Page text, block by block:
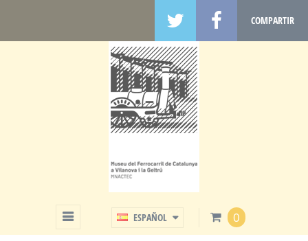
COMPARTIR
ESPAÑOL 0
MI CUENTA